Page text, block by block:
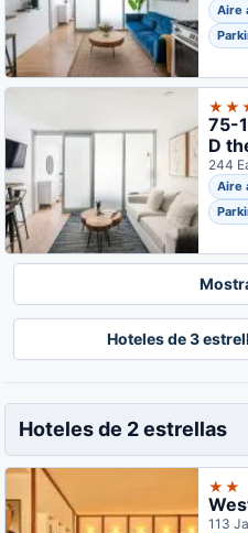
Aire
75-
D
Aire
Hoteles de 3
Hoteles de 2 estrellas
★★